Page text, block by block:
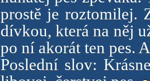
prostě je roztomilej.
dívkou, která na něj
po ní akorát ten pes.
Poslední slov: